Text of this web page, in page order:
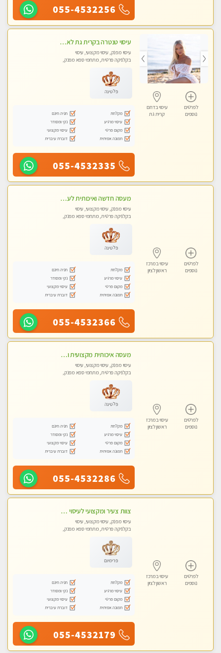
055-4532256
לפרטים
נוספים
עיסוי בדרום
קרית גת
עיסוי טנטרה בקרית גת לא מה שחשבת הרבה יותר ממה שדמיינת פרטי!!! Highly recommended
עיסוי מפנק, עיסוי מקצועי, עיסוי
בקלניקה פרטית, מתחמי ספא מפנק,
פלטינה
מקלחת
חניה חינם
עיסוי מרגיע
נקי ומסודר
מקום פרטי
עיסוי מקצועי
תמונה אמיתית
דוברת עיברית
055-4532335
לפרטים
נוספים
עיסוי במרכז
ראשון לציון
מעסה חדשה ואיכותית לעיסוי מרגיע ומפנק VIP-מומלץ לחלוטין! פרטי! ​​​​​​ Highly recommended
עיסוי מפנק, עיסוי מקצועי, עיסוי
בקלניקה פרטית, מתחמי ספא מפנק,
פלטינה
מקלחת
חניה חינם
עיסוי מרגיע
נקי ומסודר
מקום פרטי
עיסוי מקצועי
תמונה אמיתית
דוברת עיברית
055-4532366
לפרטים
נוספים
עיסוי במרכז
ראשון לציון
מעסה איכותית מקצועית ומפנקת מאוד- ללא מין !!!
עיסוי מפנק, עיסוי מקצועי, עיסוי
בקלניקה פרטית, מתחמי ספא מפנק,
פלטינה
מקלחת
חניה חינם
עיסוי מרגיע
נקי ומסודר
מקום פרטי
עיסוי מקצועי
תמונה אמיתית
דוברת עיברית
055-4532286
לפרטים
נוספים
עיסוי במרכז
ראשון לציון
צוות צעיר ומקצועי לעיסוי VIP בקליניקה מפוארת באווירה חמה ונעימה מומלץ ביותר! חוויה מפנקת מאוד ... ללא מין !!
עיסוי מפנק, עיסוי מקצועי, עיסוי
בקלניקה פרטית, מתחמי ספא מפנק,
פרימיום
מקלחת
חניה חינם
עיסוי מרגיע
נקי ומסודר
מקום פרטי
עיסוי מקצועי
תמונה אמיתית
דוברת עיברית
055-4532179